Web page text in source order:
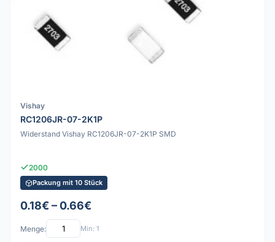
Vishay
RC1206JR-07-2K1P
Widerstand Vishay RC1206JR-07-2K1P SMD
2000
Packung mit 10 Stück
0.18€ – 0.66€
Menge: Min: 1